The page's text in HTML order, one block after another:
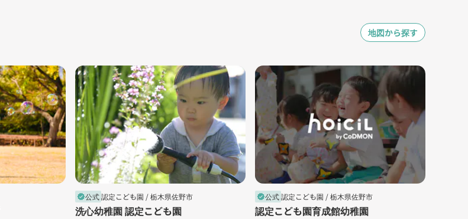
地図から探す
verified公式認定こども園 /栃木県佐野市
洗心幼稚園 認定こども園
verified公式認定こども園 /栃木県佐野市
認定こども園育成館幼稚園